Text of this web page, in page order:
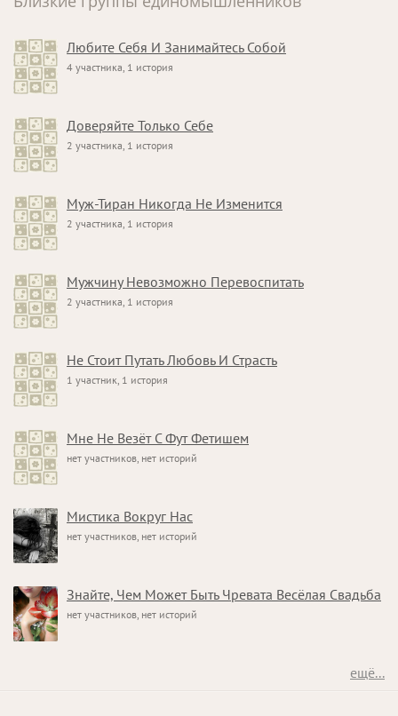
Любите Себя И Занимайтесь Собой
4 участника, 1 история
Доверяйте Только Себе
2 участника, 1 история
Муж-Тиран Никогда Не Изменится
2 участника, 1 история
Мужчину Невозможно Перевоспитать
2 участника, 1 история
Не Стоит Путать Любовь И Страсть
1 участник, 1 история
Мне Не Везёт С Фут Фетишем
нет участников, нет историй
Мистика Вокруг Нас
нет участников, нет историй
Знайте, Чем Может Быть Чревата Весёлая Свадьба
нет участников, нет историй
ещё...